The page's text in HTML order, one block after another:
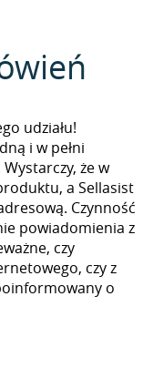
udziału!
i w pełni
że w
a Sellasist
Czynność
powiadomienia z
czy
czy z
o